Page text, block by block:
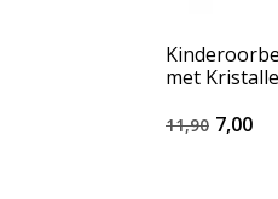
met
11,90 7,00